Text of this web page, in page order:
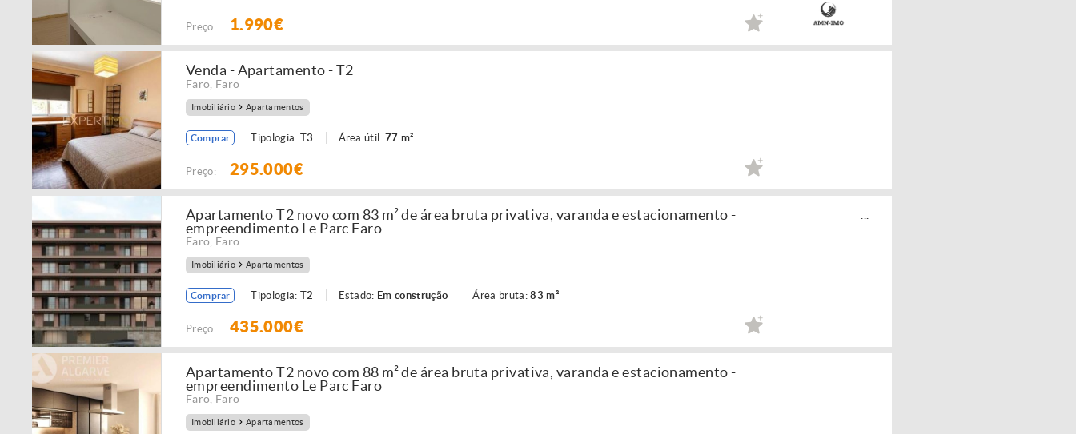
Preço: 1.990€
Venda - Apartamento - T2
Faro Faro
Imobiliário Apartamentos
Comprar Tipologia: T3 Área útil:77 m²
Preço: 295.000€
Apartamento T2 novo com 83 m² de área bruta privativa, varanda e estacionamento -
empreendimento Le Parc Faro
Faro Faro
Imobiliário Apartamentos
Comprar Tipologia: T2 Estado: Em construção Área bruta:83 m²
Preço: 435.000€
Apartamento T2 novo com 88 m² de área bruta privativa, varanda e estacionamento -
empreendimento Le Parc Faro
Faro Faro
Imobiliário Apartamentos